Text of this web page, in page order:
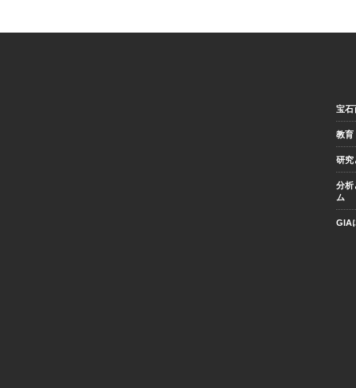
宝石
教育
研究
分析
ム
GIA